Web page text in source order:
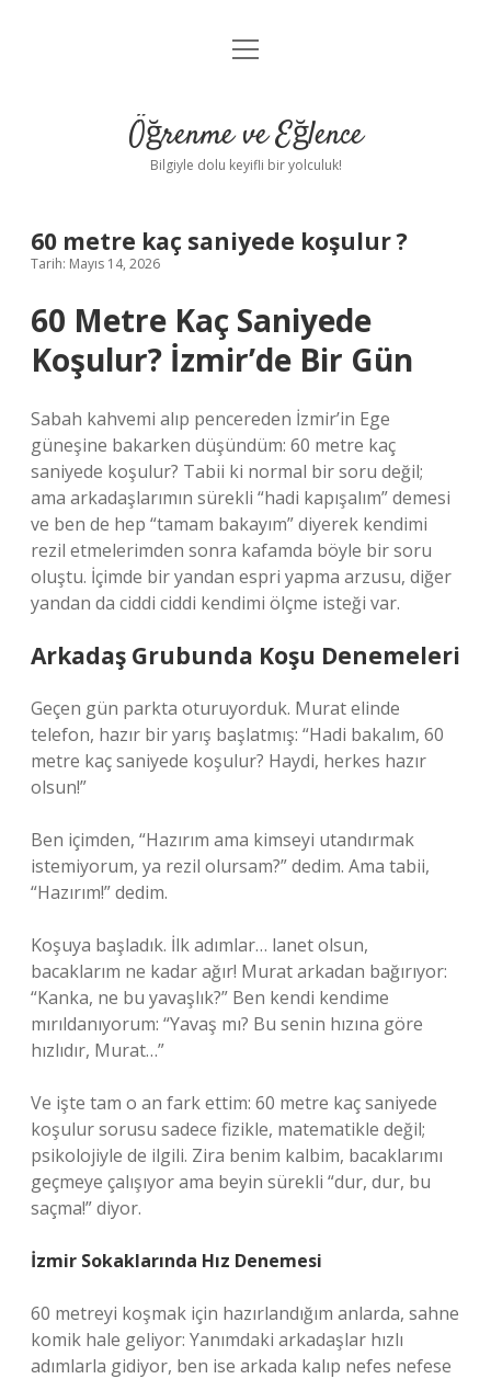
Anasayfa
Yasal Uyarı
menüyü
Öğrenme ve Eğlence
Bilgiyle dolu keyifli bir yolculuk!
60 metre kaç saniyede koşulur ?
Tarih: Mayıs 14, 2026
60 Metre Kaç Saniyede
Koşulur? İzmir’de Bir Gün
Sabah kahvemi alıp pencereden İzmir’in Ege
güneşine bakarken düşündüm: 60 metre kaç
saniyede koşulur? Tabii ki normal bir soru değil;
ama arkadaşlarımın sürekli “hadi kapışalım” demesi
ve ben de hep “tamam bakayım” diyerek kendimi
rezil etmelerimden sonra kafamda böyle bir soru
oluştu. İçimde bir yandan espri yapma arzusu, diğer
yandan da ciddi ciddi kendimi ölçme isteği var.
Arkadaş Grubunda Koşu Denemeleri
Geçen gün parkta oturuyorduk. Murat elinde
telefon, hazır bir yarış başlatmış: “Hadi bakalım, 60
metre kaç saniyede koşulur? Haydi, herkes hazır
olsun!”
Ben içimden, “Hazırım ama kimseyi utandırmak
istemiyorum, ya rezil olursam?” dedim. Ama tabii,
“Hazırım!” dedim.
Koşuya başladık. İlk adımlar… lanet olsun,
bacaklarım ne kadar ağır! Murat arkadan bağırıyor:
“Kanka, ne bu yavaşlık?” Ben kendi kendime
mırıldanıyorum: “Yavaş mı? Bu senin hızına göre
hızlıdır, Murat…”
Ve işte tam o an fark ettim: 60 metre kaç saniyede
koşulur sorusu sadece fizikle, matematikle değil;
psikolojiyle de ilgili. Zira benim kalbim, bacaklarımı
geçmeye çalışıyor ama beyin sürekli “dur, dur, bu
saçma!” diyor.
İzmir Sokaklarında Hız Denemesi
60 metreyi koşmak için hazırlandığım anlarda, sahne
komik hale geliyor: Yanımdaki arkadaşlar hızlı
adımlarla gidiyor, ben ise arkada kalıp nefes nefese